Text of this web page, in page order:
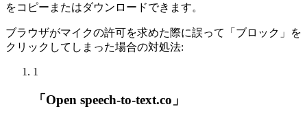
をコピーまたはダウンロードできます。
ブラウザがマイクの許可を求めた際に誤って「ブロック」を
クリックしてしまった場合の対処法:
1
「Open speech-to-text.co」